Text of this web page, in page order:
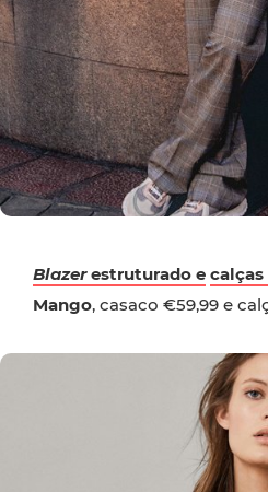
Blazerestruturado e calças
Mango, casaco €59,99 e